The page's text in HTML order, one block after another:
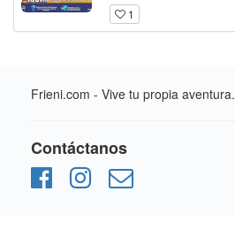
1
Frieni.com - Vive tu propia aventura.
Contáctanos